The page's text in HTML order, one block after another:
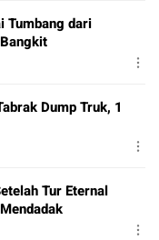
Tumbang dari
Dump Truk, 1
Tur Eternal